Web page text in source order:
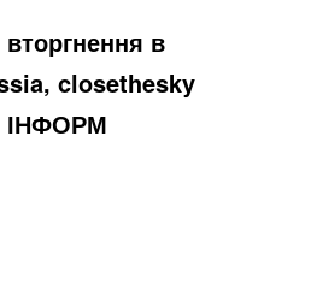
вторгнення в
closethesky
ІНФОРМ